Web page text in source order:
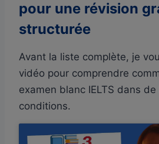
pour une révision
structurée
Avant la liste complète, je
vidéo pour comprendre
examen blanc IELTS dans
conditions.